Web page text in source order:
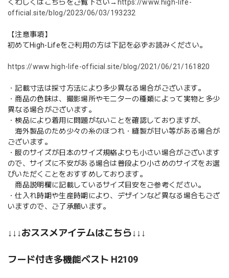
くわしくはこちらをご覧下さい→ https://www.high-life-
official.site/blog/2023/06/03/193232
【注意事項】
初めてHigh-Lifeをご利用の方は下記を必ずお読みください。
https://www.high-life-official.site/blog/2021/06/21/161820
・記載寸法は採寸方法により多少異なる場合がございます。
・商品の色味は、撮影場所やモニターの種類によって実物と多少
異なる場合がございます。
・検品により着用に問題がないことを確認しておりますが、
海外製品のため少々の糸のほつれ・縫製が甘い等がある場合が
ございます。
・服のサイズが日本のサイズ規格よりも小さい場合がございます
ので、サイズに不安がある場合は普段より小さめのサイズをお選
びいただくことをおすすめしております。
商品説明欄に記載しているサイズ目安をご参考ください。
・仕入れ時期や生産時期により、デザインなど異なる場合もござ
いますので、ご了承願います。
↓↓↓おススメアイテムはこちら↓↓↓
フード付き多機能ベスト H2109